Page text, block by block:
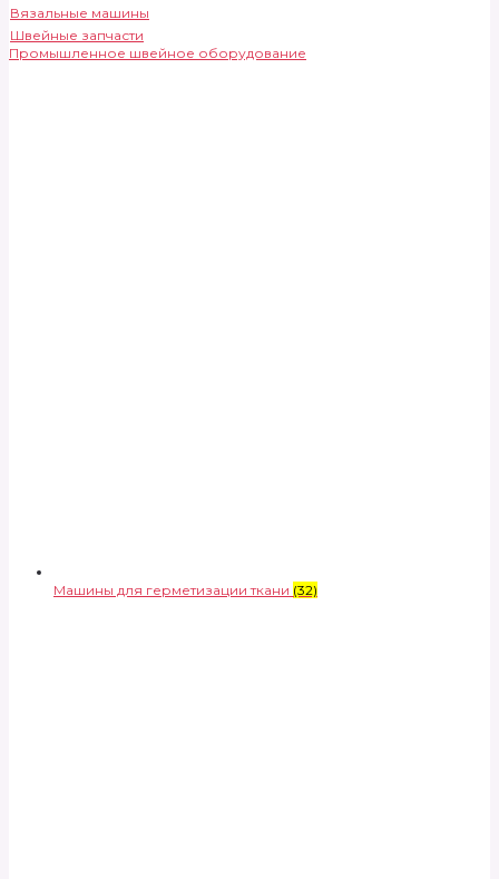
Вязальные машины
Швейные запчасти
Промышленное швейное оборудование
Машины для герметизации ткани (32)